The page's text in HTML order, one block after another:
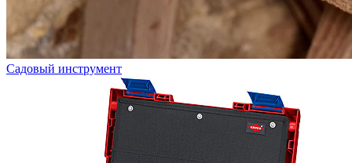
Садовый инструмент